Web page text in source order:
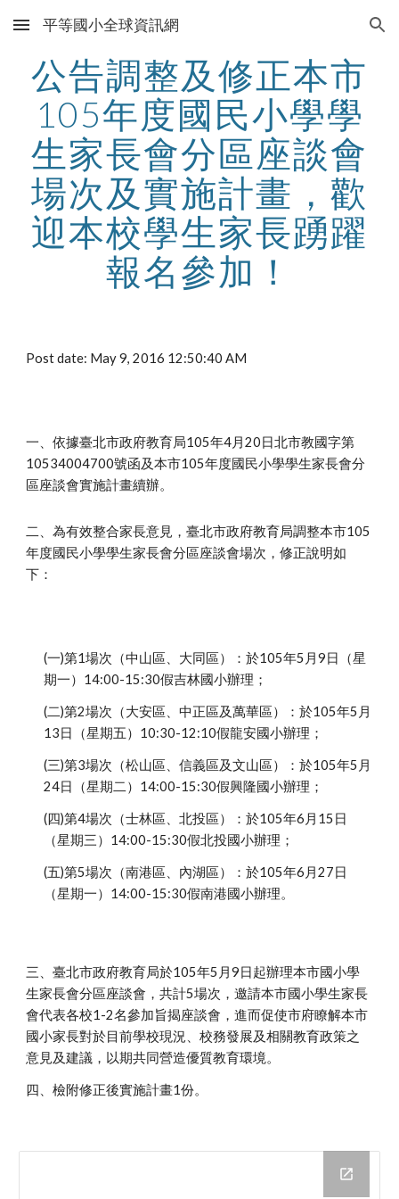
Skip to main content Skip to navigation
平等國小全球資訊網
公告調整及修正本市
105年度國民小學學
生家長會分區座談會
場次及實施計畫，歡
迎本校學生家長踴躍
報名參加！
Post date: May 9, 2016 12:50:40 AM
一、依據臺北市政府教育局105年4月20日北市教國字第
10534004700號函及本市105年度國民小學學生家長會分
區座談會實施計畫續辦。
二、為有效整合家長意見，臺北市政府教育局調整本市105
年度國民小學學生家長會分區座談會場次，修正說明如
下：
(一)第1場次（中山區、大同區）：於105年5月9日（星
期一）14:00-15:30假吉林國小辦理；
(二)第2場次（大安區、中正區及萬華區）：於105年5月
13日（星期五）10:30-12:10假龍安國小辦理；
(三)第3場次（松山區、信義區及文山區）：於105年5月
24日（星期二）14:00-15:30假興隆國小辦理；
(四)第4場次（士林區、北投區）：於105年6月15日
（星期三）14:00-15:30假北投國小辦理；
(五)第5場次（南港區、內湖區）：於105年6月27日
（星期一）14:00-15:30假南港國小辦理。
三、臺北市政府教育局於105年5月9日起辦理本市國小學
生家長會分區座談會，共計5場次，邀請本市國小學生家長
會代表各校1-2名參加旨揭座談會，進而促使市府瞭解本市
國小家長對於目前學校現況、校務發展及相關教育政策之
意見及建議，以期共同營造優質教育環境。
四、檢附修正後實施計畫1份。